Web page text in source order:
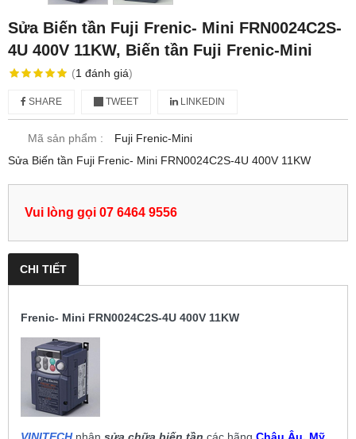
Sửa Biến tần Fuji Frenic- Mini FRN0024C2S-
4U 400V 11KW, Biến tần Fuji Frenic-Mini
(1 đánh giá)
SHARE TWEET LINKEDIN
Mã sản phẩm :
Fuji Frenic-Mini
Sửa Biến tần Fuji Frenic- Mini FRN0024C2S-4U 400V 11KW
Vui lòng gọi 07 6464 9556
CHI TIẾT
Frenic- Mini FRN0024C2S-4U 400V 11KW